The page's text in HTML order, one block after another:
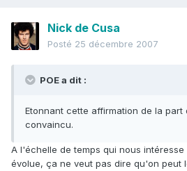
Nick de Cusa
Posté 25 décembre 2007
POE a dit :
Etonnant cette affirmation de la part
convaincu.
A l'échelle de temps qui nous intéresse
évolue, ça ne veut pas dire qu'on peut